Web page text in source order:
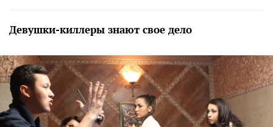
Девушки-киллеры знают свое дело